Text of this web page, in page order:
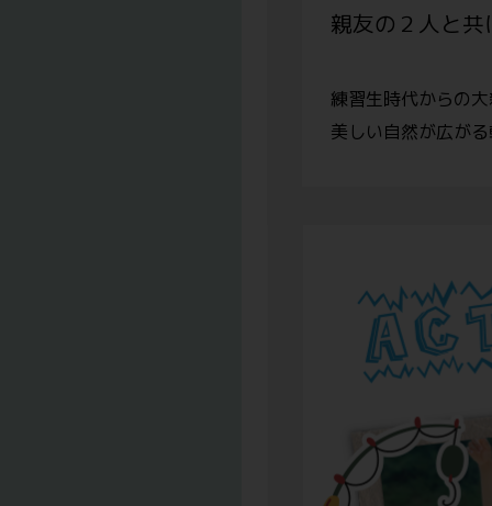
親友の２人と
練習生時代からの
美しい自然が広が